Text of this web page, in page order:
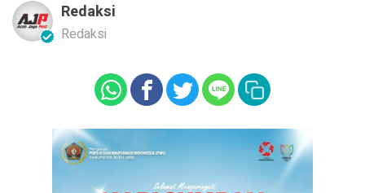
Redaksi
Redaksi